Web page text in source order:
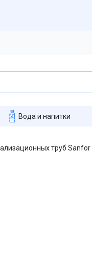
Вода и напитки
труб Sanfor